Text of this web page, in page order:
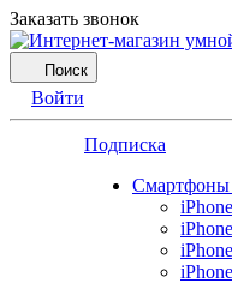
Заказать звонок
Поиск
Войти
Подписка
Смартфоны